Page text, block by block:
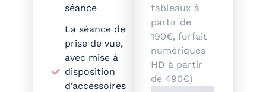
séance
La séance de
prise de vue,
avec mise à
disposition
d’accessoires
tableaux à
partir de
190€, forfait
numériques
HD à partir
de 490€)